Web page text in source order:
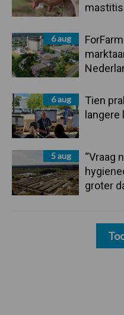
mastitis
6 aug
6 aug
Tien
5 aug
“Vraag
groter